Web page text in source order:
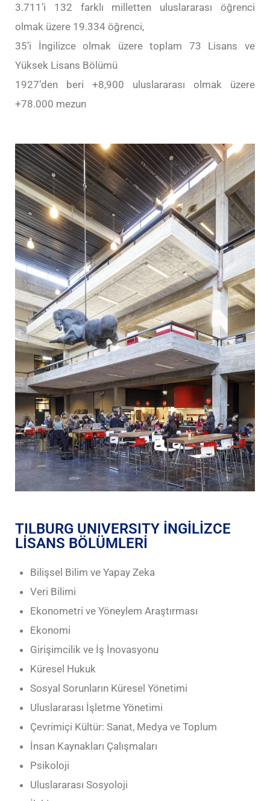
3.711’i 132 farklı milletten uluslararası öğrenci
olmak üzere 19.334 öğrenci,
35’i İngilizce olmak üzere toplam 73 Lisans ve
Yüksek Lisans Bölümü
1927’den beri +8,900 uluslararası olmak üzere
+78.000 mezun
TILBURG UNIVERSITY İNGİLİZCE
LİSANS BÖLÜMLERİ
Bilişsel Bilim ve Yapay Zeka
Veri Bilimi
Ekonometri ve Yöneylem Araştırması
Ekonomi
Girişimcilik ve İş İnovasyonu
Küresel Hukuk
Sosyal Sorunların Küresel Yönetimi
Uluslararası İşletme Yönetimi
Çevrimiçi Kültür: Sanat, Medya ve Toplum
İnsan Kaynakları Çalışmaları
Psikoloji
Uluslararası Sosyoloji